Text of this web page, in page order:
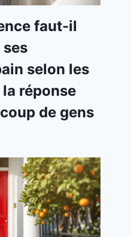
faut-il
selon les
réponse
de gens